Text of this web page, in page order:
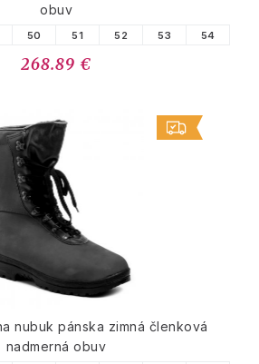
obuv
50 51 52 53 54
268.89 €
nubuk pánska zimná členková
nadmerná obuv